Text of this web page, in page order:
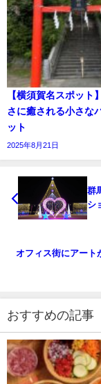
【横須賀名スポット
さに癒される小さな
ット
2025年8月21日
群
シ
オフィス街にアート
おすすめの記事